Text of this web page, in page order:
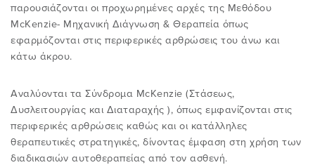
ΕIΠΑΝ ΓΙΑ ΕΜAΣ - ΑΣΘΕΝΕIΣ
ΠΙΣΤΟΠΟΙΗΜΕΝΕΣ ΚΛΙΝΙΚΕΣ
MCKENZIE
ΔΩΡΕΑΝ ΕΞΕΤΑΣΗ & ΘΕΡΑΠΕΙΑ
ΠΛΗΡΟΦΟΡIΕΣ ΓΙΑ ΠΑΡOΧΟΥΣ ΥΓΕIΑΣ
ΤΟ ΠΕΡΙΟΔΙΚO ΜΑΣ
ΓΙΝΕΤΕ ΜΕΛΟΣ
ΕΠΙΘΥΜΕIΤΕ
ΔIΠΛΩΜΑ
ΜΑΘΗΜΑΤΑ ΕΠΙΜΟΡΦΩΣΗΣ
ΠΛΑΤΦΟΡΜΑ E-LEARNING EΙΜ
ROBIN MCKENZIE
Η ΙΣΤΟΡIΑ ΤΗΣ ΜΕΘOΔΟΥ MCKENZIE
ΠΡΟΪΟΝΤΑ
ΕΠΙΣΚΕΦΤΕΙΤΕ ΤΟ ΚΑΝΑΛΙ ΜΑΣ ΣΤΟ
παρουσιάζονται οι προχωρημένες αρχές της Μεθόδου
McKenzie- Μηχανική Διάγνωση & Θεραπεία όπως
εφαρμόζονται στις περιφερικές αρθρώσεις του άνω και
κάτω άκρου.
Αναλύονται τα Σύνδρομα McKenzie (Στάσεως,
Δυσλειτουργίας και Διαταραχής ), όπως εμφανίζονται στις
περιφερικές αρθρώσεις καθώς και οι κατάλληλες
θεραπευτικές στρατηγικές, δίνοντας έμφαση στη χρήση των
διαδικασιών αυτοθεραπείας από τον ασθενή.